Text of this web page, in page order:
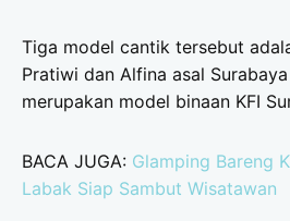
Tiga model cantik tersebut
Pratiwi dan Alfina asal
merupakan model binaan KFI
BACA JUGA: Glamping Bareng
Labak Siap Sambut Wisatawan